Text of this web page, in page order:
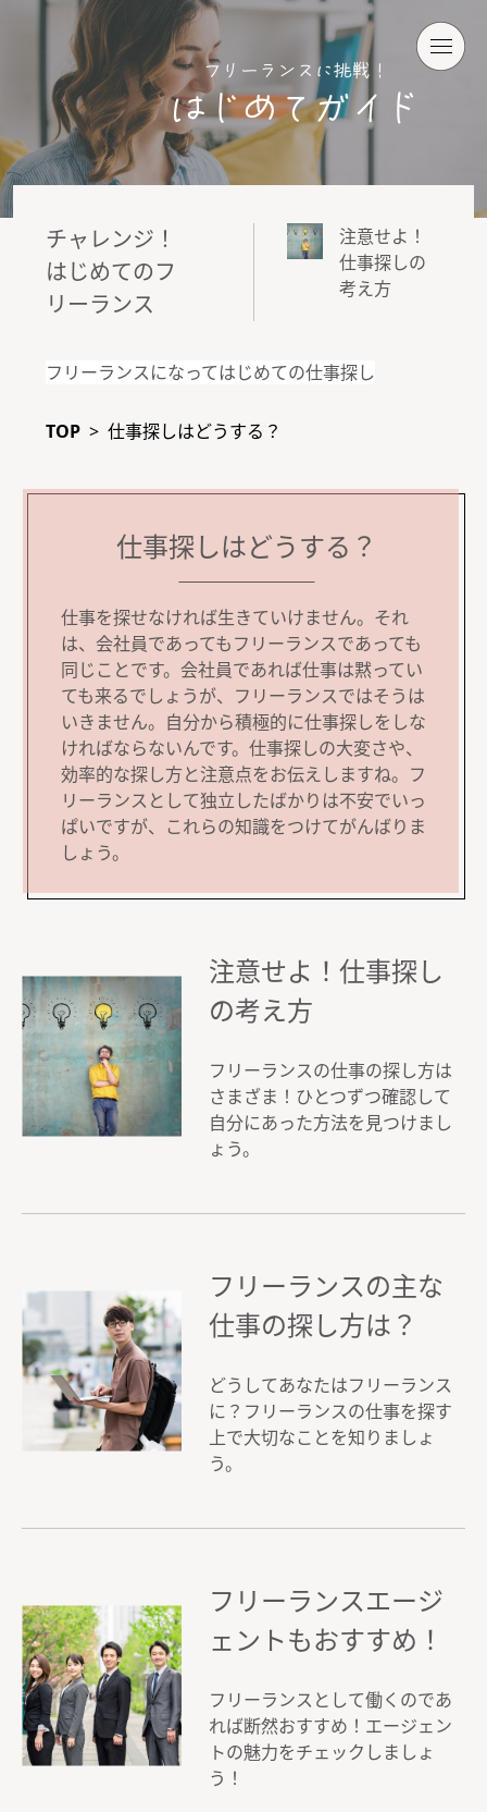
チャレンジ！
はじめてのフ
リーランス
注意せよ！
仕事探しの
考え方
フリーランスになってはじめての仕事探し
TOP > 仕事探しはどうする？
仕事探しはどうする？
仕事を探せなければ生きていけません。それ
は、会社員であってもフリーランスであっても
同じことです。会社員であれば仕事は黙ってい
ても来るでしょうが、フリーランスではそうは
いきません。自分から積極的に仕事探しをしな
ければならないんです。仕事探しの大変さや、
効率的な探し方と注意点をお伝えしますね。フ
リーランスとして独立したばかりは不安でいっ
ぱいですが、これらの知識をつけてがんばりま
しょう。
注意せよ！仕事探し
の考え方
フリーランスの仕事の探し方は
さまざま！ひとつずつ確認して
自分にあった方法を見つけまし
ょう。
フリーランスの主な
仕事の探し方は？
どうしてあなたはフリーランス
に？フリーランスの仕事を探す
上で大切なことを知りましょ
う。
フリーランスエージ
ェントもおすすめ！
フリーランスとして働くのであ
れば断然おすすめ！エージェン
トの魅力をチェックしましょ
う！